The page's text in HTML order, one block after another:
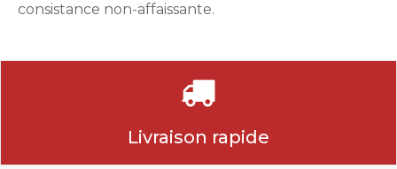
consistance non-affaissante.
Livraison rapide